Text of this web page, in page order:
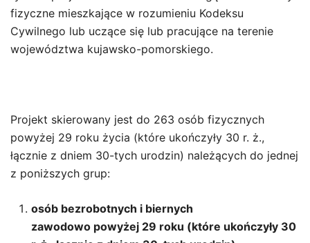
fizyczne mieszkające w rozumieniu Kodeksu
Cywilnego lub uczące się lub pracujące na terenie
województwa kujawsko-pomorskiego.
Projekt skierowany jest do 263 osób fizycznych
powyżej 29 roku życia (które ukończyły 30 r. ż.,
łącznie z dniem 30-tych urodzin) należących do jednej
z poniższych grup:
osób bezrobotnych i biernych
zawodowo powyżej 29 roku (które ukończyły 30